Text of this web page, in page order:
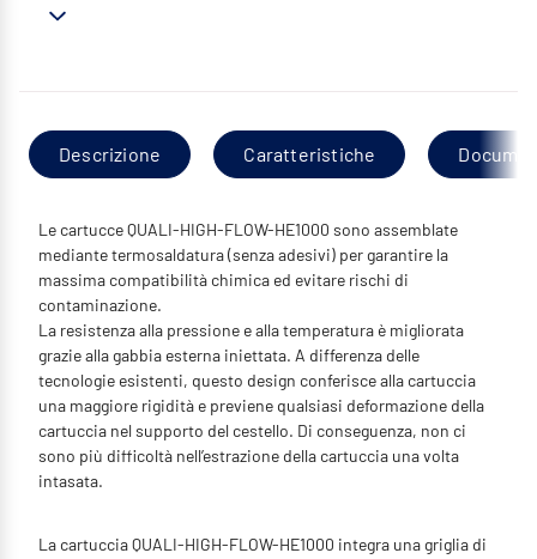
Descrizione Caratteristiche
Le cartucce QUALI-HIGH-FLOW-HE1000 sono assemblate
mediante termosaldatura (senza adesivi) per garantire la
massima compatibilità chimica ed evitare rischi di
contaminazione.
La resistenza alla pressione e alla temperatura è migliorata
grazie alla gabbia esterna iniettata. A differenza delle
tecnologie esistenti, questo design conferisce alla cartuccia
una maggiore rigidità e previene qualsiasi deformazione della
cartuccia nel supporto del cestello. Di conseguenza, non ci
sono più difficoltà nell’estrazione della cartuccia una volta
intasata.
La cartuccia QUALI-HIGH-FLOW-HE1000 integra una griglia di